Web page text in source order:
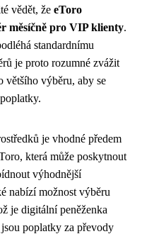
vědět, že eToro
měsíčně pro VIP klienty.
standardnímu
je proto rozumné zvážit
většího výběru, aby se
je vhodné předem
která může poskytnout
výhodnější
nabízí možnost výběru
je digitální peněženka
poplatky za převody